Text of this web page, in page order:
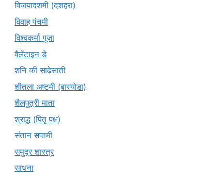
विजयादशमी (दशहरा)
विवाह पंचमी
विश्वकर्मा पूजा
वैलेंटाइन डे
शनि की साढ़ेसाती
शीतला अष्टमी (बास्योडा)
शैलपुत्री माता
श्राद्ध (पितृ पक्ष)
संतान सप्तमी
समुद्र शास्त्र
साधना